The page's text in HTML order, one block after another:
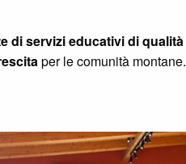
di servizi educativi di qualità
per le comunità montane.